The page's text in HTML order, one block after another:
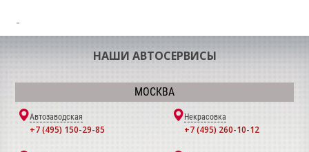
НАШИ АВТОСЕРВИСЫ
МОСКВА
Автозаводская
+7 (495) 150-29-85
Некрасовка
+7 (495) 260-10-12